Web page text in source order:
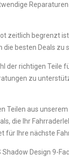
zeitlich begrenzt
besten Deals zu
der richtigen Teile
zu
Teilen aus
die Ihr
Ihre nächste